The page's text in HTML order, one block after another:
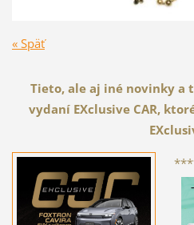
« Späť
Tieto, ale aj iné novinky a
vydaní EXclusive CAR,